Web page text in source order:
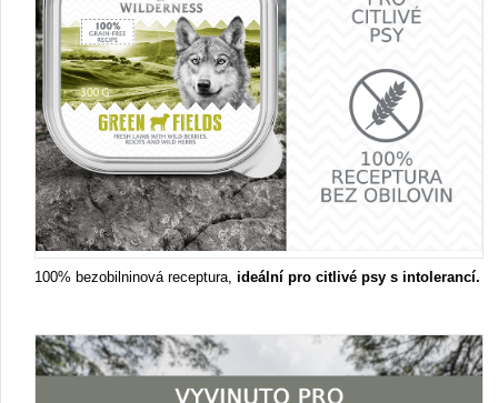
100% bezobilninová receptura, ideální pro citlivé psy s intolerancí.